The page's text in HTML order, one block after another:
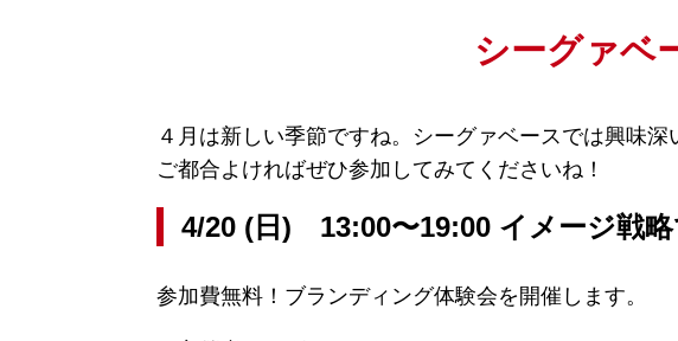
シーグァベ
４月は新しい季節ですね。シーグァベースでは興味
ご都合よければぜひ参加してみてくださいね！
4/20 (日) 13:00〜19:00 イメージ戦
参加費無料！ブランディング体験会を開催します。